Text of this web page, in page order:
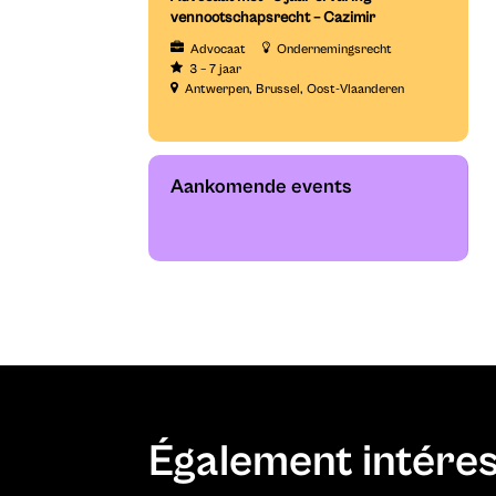
vennootschapsrecht – Cazimir
Advocaat
Ondernemingsrecht
3 – 7 jaar
Antwerpen Brussel Oost-Vlaanderen
Aankomende events
Également